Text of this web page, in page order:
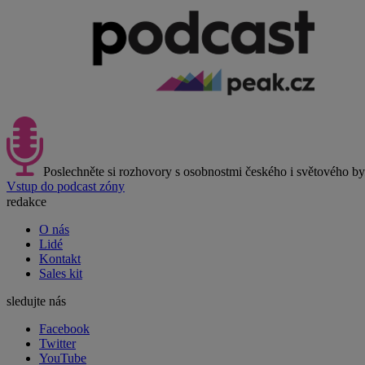
Poslechněte si rozhovory s osobnostmi českého i světového
Vstup do podcast zóny
redakce
O nás
Lidé
Kontakt
Sales kit
sledujte nás
Facebook
Twitter
YouTube